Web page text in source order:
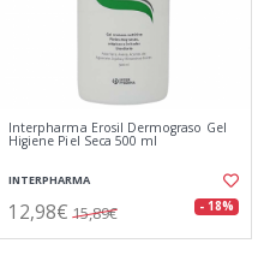
Interpharma Erosil Dermograso Gel
Higiene Piel Seca 500 ml
INTERPHARMA
12,98€ 15,89€ - 18%